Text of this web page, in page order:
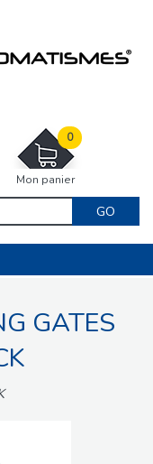
Mon panier
0
GO
GATES